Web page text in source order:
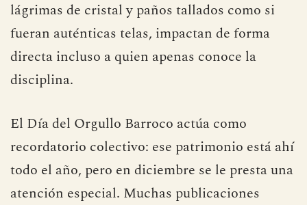
lágrimas de cristal y paños tallados como si
fueran auténticas telas, impactan de forma
directa incluso a quien apenas conoce la
disciplina.
El Día del Orgullo Barroco actúa como
recordatorio colectivo: ese patrimonio está ahí
todo el año, pero en diciembre se le presta una
atención especial. Muchas publicaciones